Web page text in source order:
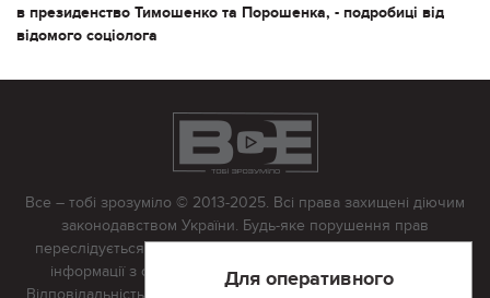
в президенство Тимошенко та Порошенка, - подробиці від
відомого соціолога
Для оперативного
Все – тобі зрозуміло © 2013-2025. Всі права захищені діючим
законодавством України. Будь-яке порушення прав
переслідується в судовому порядку. Будь-яке відтворення
інформації з сайту тільки з письмово дозволу редакції.
Відповідальність за достовірність усіх матеріалів, розміщених